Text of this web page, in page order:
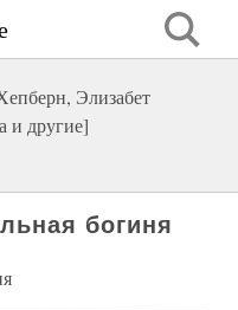
Элизабет
и другие]
богиня